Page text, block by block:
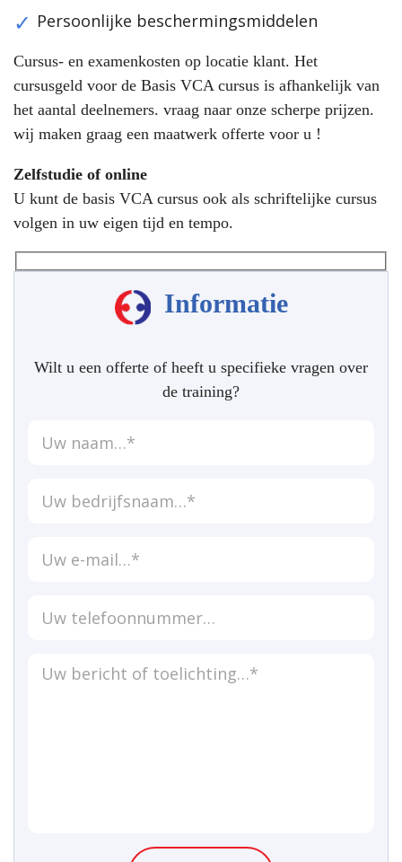
Persoonlijke beschermingsmiddelen
Cursus- en examenkosten op locatie klant. Het
cursusgeld voor de Basis VCA cursus is afhankelijk van
het aantal deelnemers. vraag naar onze scherpe prijzen.
wij maken graag een maatwerk offerte voor u !
Zelfstudie of online
U kunt de basis VCA cursus ook als schriftelijke cursus
volgen in uw eigen tijd en tempo.
Informatie
Wilt u een offerte of heeft u specifieke vragen over
de training?